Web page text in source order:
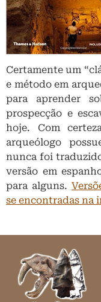
Certamente um
e método em
para aprender
prospecção e
hoje. Com
arqueólogo
nunca foi
versão em
para alguns.
se encontradas na